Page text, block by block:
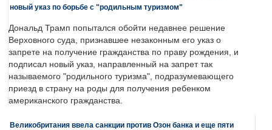
новый указ по борьбе с "родильным туризмом"
Дональд Трамп попытался обойти недавнее решение
Верховного суда, признавшее незаконным его указ о
запрете на получение гражданства по праву рождения, и
подписал новый указ, направленный на запрет так
называемого "родильного туризма", подразумевающего
приезд в страну на роды для получения ребенком
американского гражданства.
Великобритания ввела санкции против Озон банка и еще пяти